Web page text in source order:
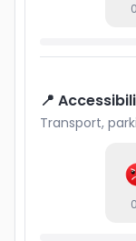
0
📍
Transport,
0